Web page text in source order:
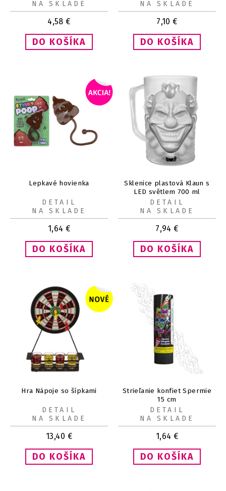
4,58 €
NA SKLADE
7,10 €
NA SKLADE
Lepkavé hovienka
1,64 €
DETAIL
NA SKLADE
Sklenice plastová Klaun s
LED světlem 700 ml
7,94 €
DETAIL
NA SKLADE
Hra Nápoje so šípkami
13,40 €
DETAIL
NA SKLADE
Strieľanie konfiet Spermie
15 cm
1,64 €
DETAIL
NA SKLADE